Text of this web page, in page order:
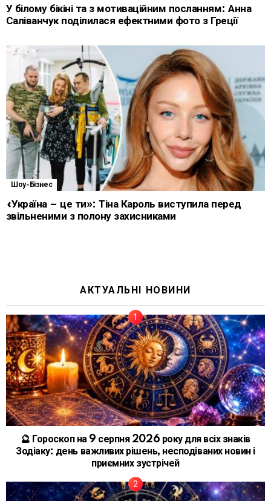
У білому бікіні та з мотиваційним посланням: Анна
Саліванчук поділилася ефектними фото з Греції
Шоу-Бізнес
«Україна – це ти»: Тіна Кароль виступила перед
звільненими з полону захисниками
АКТУАЛЬНІ НОВИНИ
🔮 Гороскоп на 9 серпня 2026 року для всіх знаків
Зодіаку: день важливих рішень, несподіваних новин і
приємних зустрічей